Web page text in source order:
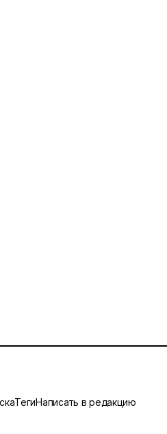
ТегиНаписать в редакцию